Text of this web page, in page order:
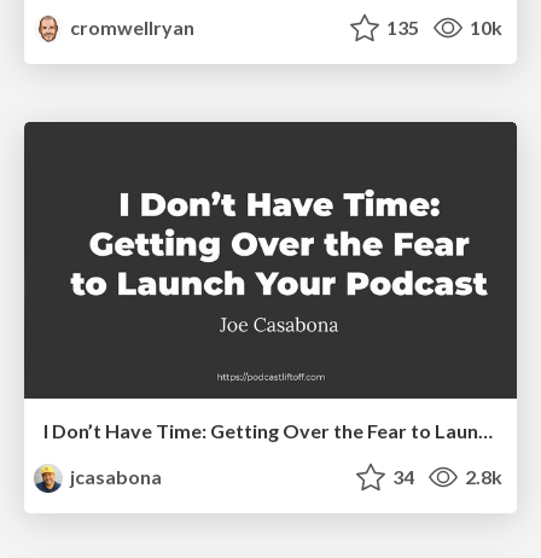
cromwellryan
135 10k
I Don’t Have Time: Getting Over the Fear to Launch Your Podcast
jcasabona
34 2.8k